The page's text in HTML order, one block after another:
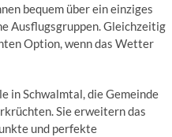
bequem über ein einziges
Ausflugsgruppen. Gleichzeitig
Option, wenn das Wetter
in Schwalmtal, die Gemeinde
Sie erweitern das
und perfekte